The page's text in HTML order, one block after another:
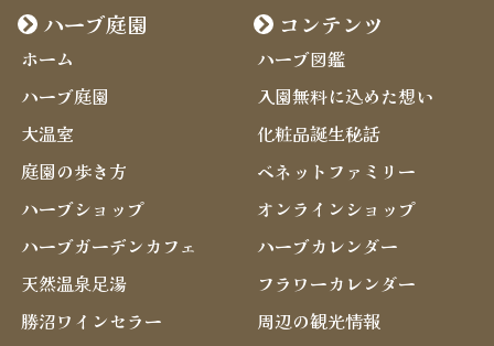
ハーブ庭園
ホーム
ハーブ庭園
大温室
庭園の歩き方
ハーブショップ
ハーブガーデンカフェ
天然温泉足湯
勝沼ワインセラー
コンテンツ
ハーブ図鑑
入園無料に込めた想い
化粧品誕生秘話
ベネットファミリー
オンラインショップ
ハーブカレンダー
フラワーカレンダー
周辺の観光情報